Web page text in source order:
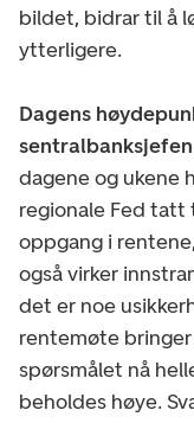
bildet, bidrar til å
ytterligere.
Dagens
dagene og ukene
regionale Fed
oppgang i
også virker
det er noe
rentemøte
spørsmålet nå
beholdes høye.